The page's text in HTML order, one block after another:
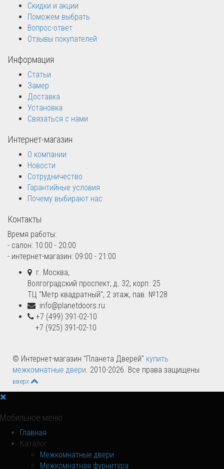
Скидки и акции
Поможем выбрать
Вопрос-ответ
Отзывы покупателей
Информация
Статьи
Замер
Доставка
Установка
Связаться с нами
Интернет-магазин
О компании
Новости
Сотрудничество
Гарантийные условия
Почему выбирают нас
Контакты
Время работы:
- салон: 10:00 - 20:00
- интернет-магазин: 09:00 - 21:00
г. Москва,
Волгоградский проспект, д. 32, корп. 25
ТЦ "Метр квадратный", 2 этаж, пав. №128
info@planetdoors.ru
+7 (499) 391-02-10
+7 (925) 391-02-10
© Интернет-магазин "Планета Дверей" купить
межкомнатные двери. 2010-2026. Все права защищены
вверх
Мобильное меню
Главная
Каталог
Межкомнатные двери
Межкомнатная фурнитура